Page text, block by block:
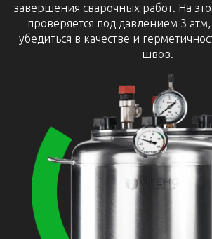
завершения сварочных работ. На
проверяется под давлением 3 атм,
убедиться в качестве и
швов.